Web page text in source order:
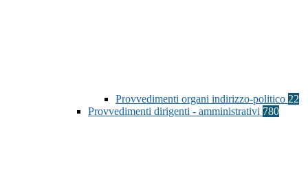
Provvedimenti organi indirizzo-politico 22
Provvedimenti dirigenti - amministrativi 780